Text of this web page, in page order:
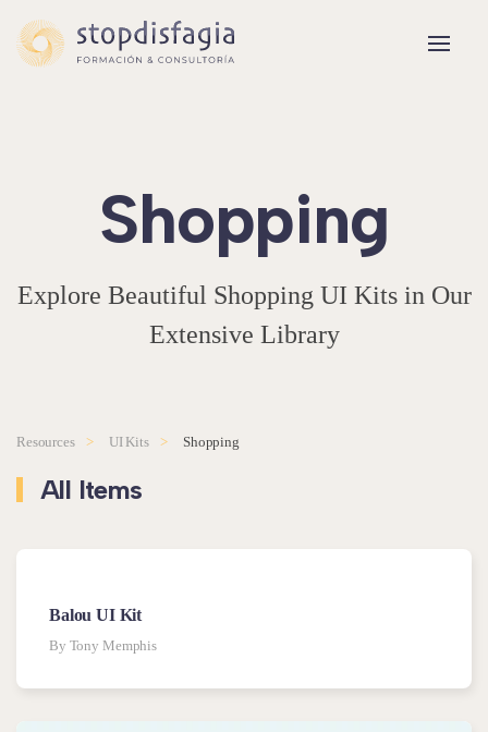
Skip to main content
Shop­ping
Explore Beautiful Shopping UI Kits in Our
Extensive Library
Resources UI Kits Shop­ping
All Items
Balou UI Kit
By Tony Memphis